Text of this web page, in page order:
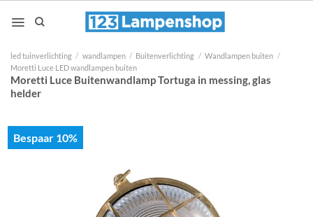
naar
led tuinverlichting / wandlampen / Buitenverlichting / Wandlampen buiten /
Moretti Luce LED wandlampen buiten
Moretti Luce Buitenwandlamp Tortuga in messing, glas
helder
Bespaar 10%